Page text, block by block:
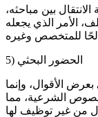
بين مباحثه،
الأمر الذي يجعله
5) الحضور البحثي
بعرض الأقوال، وإنما
الشرعية، مما